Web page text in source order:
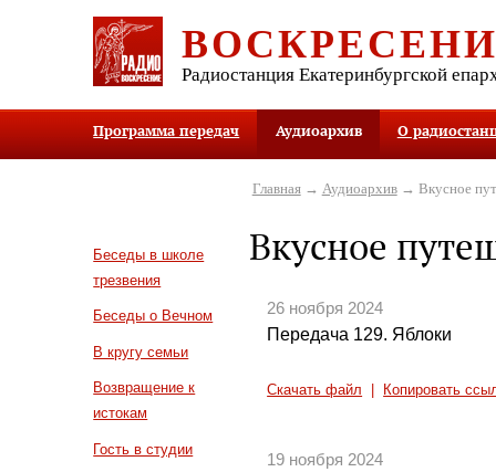
Радиостанция Екатеринбургской
Программа передач Аудиоархив О
Беседы в школе
трезвения
Беседы о Вечном
В кругу семьи
Возвращение к
истокам
Гость в студии
Главная→ Аудиоархив→ Вкусное
Вкусное
26 ноября 2024
Передача 129. Яблоки
Скачать файл Копировать
19 ноября 2024